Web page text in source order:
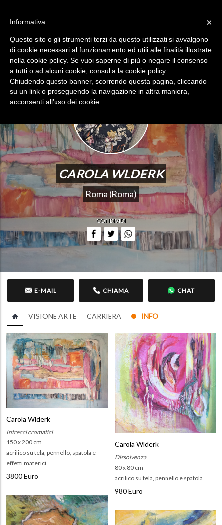
Menù
HAI UN CODICE? SEI UN ARTISTA?
CAROLA WLDERK
Roma (Roma)
CONDIVIDI
E-MAIL CHIAMA CHAT
VISIONE ARTE CARRIERA INFO
Carola Wlderk
Intrecci cromatici
150 x 200 cm
acrilico su tela, pennello, spatola e
effetti materici
3800 Euro
Carola Wlderk
Dissolvenza
80 x 80 cm
acrilico su tela, pennello e spatola
980 Euro
×
Informativa
Questo sito o gli strumenti terzi da questo utilizzati si avvalgono
di cookie necessari al funzionamento ed utili alle finalità illustrate
nella cookie policy. Se vuoi saperne di più o negare il consenso
a tutti o ad alcuni cookie, consulta la cookie policy.
Chiudendo questo banner, scorrendo questa pagina, cliccando
su un link o proseguendo la navigazione in altra maniera,
acconsenti all’uso dei cookie.